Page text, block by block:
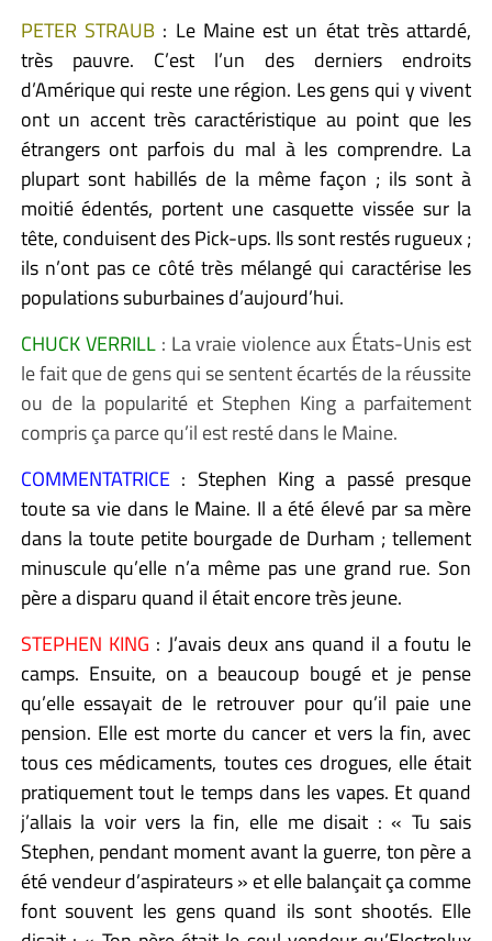
PETER STRAUB: Le Maine est un état très attardé,
très pauvre. C’est l’un des derniers endroits
d’Amérique qui reste une région. Les gens qui y vivent
ont un accent très caractéristique au point que les
étrangers ont parfois du mal à les comprendre. La
plupart sont habillés de la même façon ; ils sont à
moitié édentés, portent une casquette vissée sur la
tête, conduisent des Pick-ups. Ils sont restés rugueux ;
ils n’ont pas ce côté très mélangé qui caractérise les
populations suburbaines d’aujourd’hui.
CHUCK VERRILL: La vraie violence aux États-Unis est
le fait que de gens qui se sentent écartés de la réussite
ou de la popularité et Stephen King a parfaitement
compris ça parce qu’il est resté dans le Maine.
COMMENTATRICE: Stephen King a passé presque
toute sa vie dans le Maine. Il a été élevé par sa mère
dans la toute petite bourgade de Durham ; tellement
minuscule qu’elle n’a même pas une grand rue. Son
père a disparu quand il était encore très jeune.
STEPHEN KING : J’avais deux ans quand il a foutu le
camps. Ensuite, on a beaucoup bougé et je pense
qu’elle essayait de le retrouver pour qu’il paie une
pension. Elle est morte du cancer et vers la fin, avec
tous ces médicaments, toutes ces drogues, elle était
pratiquement tout le temps dans les vapes. Et quand
j’allais la voir vers la fin, elle me disait : « Tu sais
Stephen, pendant moment avant la guerre, ton père a
été vendeur d’aspirateurs » et elle balançait ça comme
font souvent les gens quand ils sont shootés. Elle